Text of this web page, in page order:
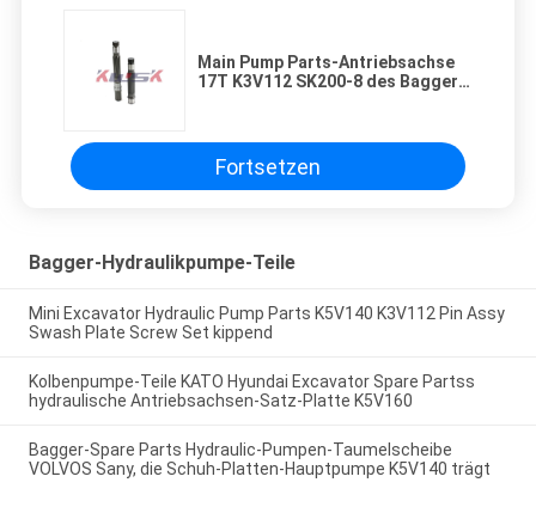
Main Pump Parts-Antriebsachse
17T K3V112 SK200-8 des Bagger-
Fortsetzen
Bagger-Hydraulikpumpe-Teile
Mini Excavator Hydraulic Pump Parts K5V140 K3V112 Pin Assy
Swash Plate Screw Set kippend
Kolbenpumpe-Teile KATO Hyundai Excavator Spare Partss
hydraulische Antriebsachsen-Satz-Platte K5V160
Bagger-Spare Parts Hydraulic-Pumpen-Taumelscheibe
VOLVOS Sany, die Schuh-Platten-Hauptpumpe K5V140 trägt